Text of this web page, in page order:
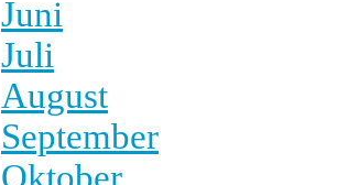
Juni
Juli
August
September